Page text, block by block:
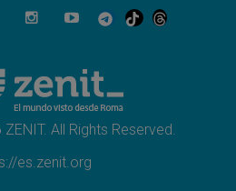
visita del Papa a Argentina
la visita del Papa
la fe y la esperanza
All Rights Reserved.
es.zenit.org